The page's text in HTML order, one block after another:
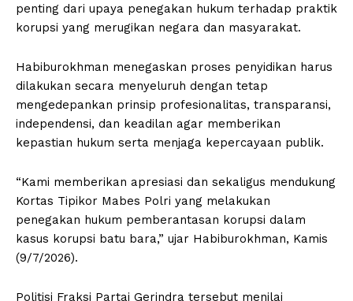
penting dari upaya penegakan hukum terhadap praktik
korupsi yang merugikan negara dan masyarakat.
Habiburokhman menegaskan proses penyidikan harus
dilakukan secara menyeluruh dengan tetap
mengedepankan prinsip profesionalitas, transparansi,
independensi, dan keadilan agar memberikan
kepastian hukum serta menjaga kepercayaan publik.
“Kami memberikan apresiasi dan sekaligus mendukung
Kortas Tipikor Mabes Polri yang melakukan
penegakan hukum pemberantasan korupsi dalam
kasus korupsi batu bara,” ujar Habiburokhman, Kamis
(9/7/2026).
Politisi Fraksi Partai Gerindra tersebut menilai